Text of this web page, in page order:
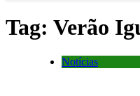
Tag: Verão
Notícias